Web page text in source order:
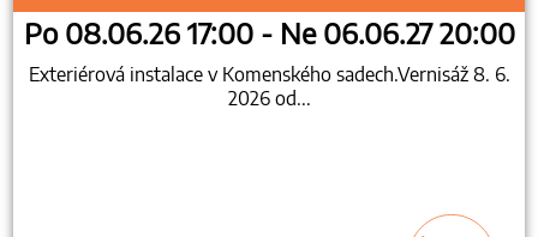
Po 08.06.26 17:00 - Ne 06.06.27 20:00
Exteriérová instalace v Komenského sadech.Vernisáž 8. 6.
2026 od...